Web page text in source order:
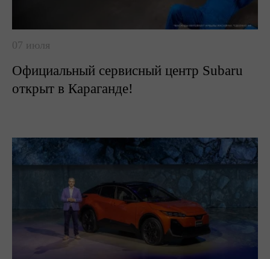
07 июля
Официальный сервисный центр Subaru
открыт в Караганде!